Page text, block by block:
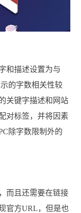
和描述设置为与
的字数相关性较
关键字描述和网站
对标签，并将因素
除字数限制外的
且还需要在链接
官方URL，但是也